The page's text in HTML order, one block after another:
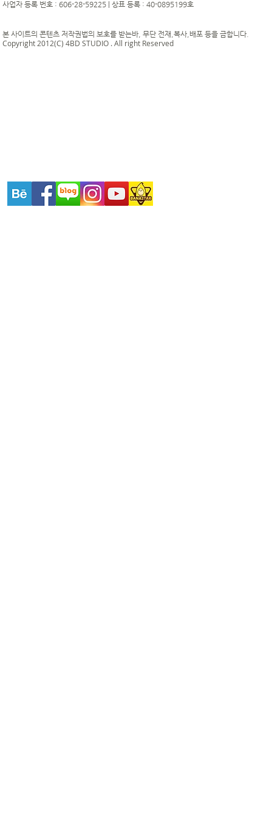
사업자 등록 번호 : 606-28-59225 | 상표 등록 : 40-0895199호
본 사이트의 콘텐츠 저작권법의 보호를 받는바, 무단 전재,복사,배포 등을 금합니다.
Copyright 2012(C) 4BD STUDIO . All right Reserved